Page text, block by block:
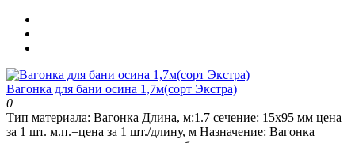
Вагонка для бани осина 1,7м(сорт Экстра)
0
Тип материала: Вагонка Длина, м:1.7 сечение: 15х95 мм цена
за 1 шт. м.п.=цена за 1 шт./длину, м Назначение: Вагонка